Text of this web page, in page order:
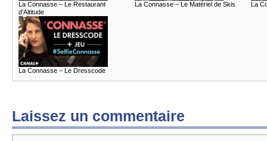
La Connasse – Le Restaurant
d’Altitude
La Connasse – Le Matériel de Skis La
La Connasse – Le Dresscode
Laissez un commentaire